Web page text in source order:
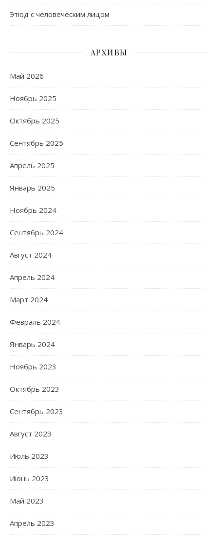
Этюд с человеческим лицом
АРХИВЫ
Май 2026
Ноябрь 2025
Октябрь 2025
Сентябрь 2025
Апрель 2025
Январь 2025
Ноябрь 2024
Сентябрь 2024
Август 2024
Апрель 2024
Март 2024
Февраль 2024
Январь 2024
Ноябрь 2023
Октябрь 2023
Сентябрь 2023
Август 2023
Июль 2023
Июнь 2023
Май 2023
Апрель 2023